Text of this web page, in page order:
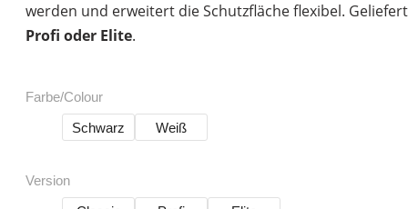
werden und erweitert die Schutzfläche flexibel.
Profi oder Elite.
Farbe/Colour
Schwarz
Weiß
Version